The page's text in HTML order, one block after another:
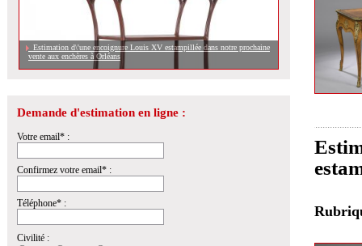
Estimation d\'une encoignure Louis XV estampillée dans notre prochaine
vente aux enchères à Orléans
Demande d'estimation en ligne :
Votre email* :
Confirmez votre email* :
Téléphone* :
Civilité :